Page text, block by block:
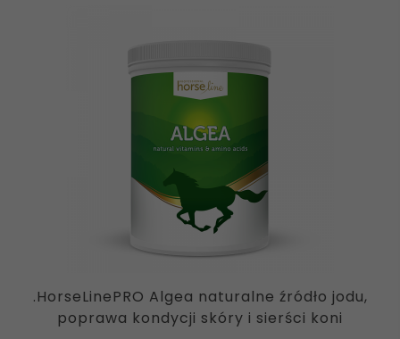
.HorseLinePRO Algea naturalne źródło jodu,
poprawa kondycji skóry i sierści koni